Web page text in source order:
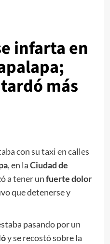
infarta en
más
con su taxi en calles
, en laCiudad de
a tener unfuerte dolor
que detenerse y
pasando por un
y se recostó sobre la